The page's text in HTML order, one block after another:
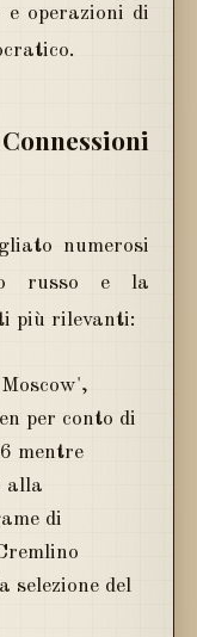
e operazioni di
numerosi
russo e la
più rilevanti:
per conto di
mentre
alla
di
selezione del